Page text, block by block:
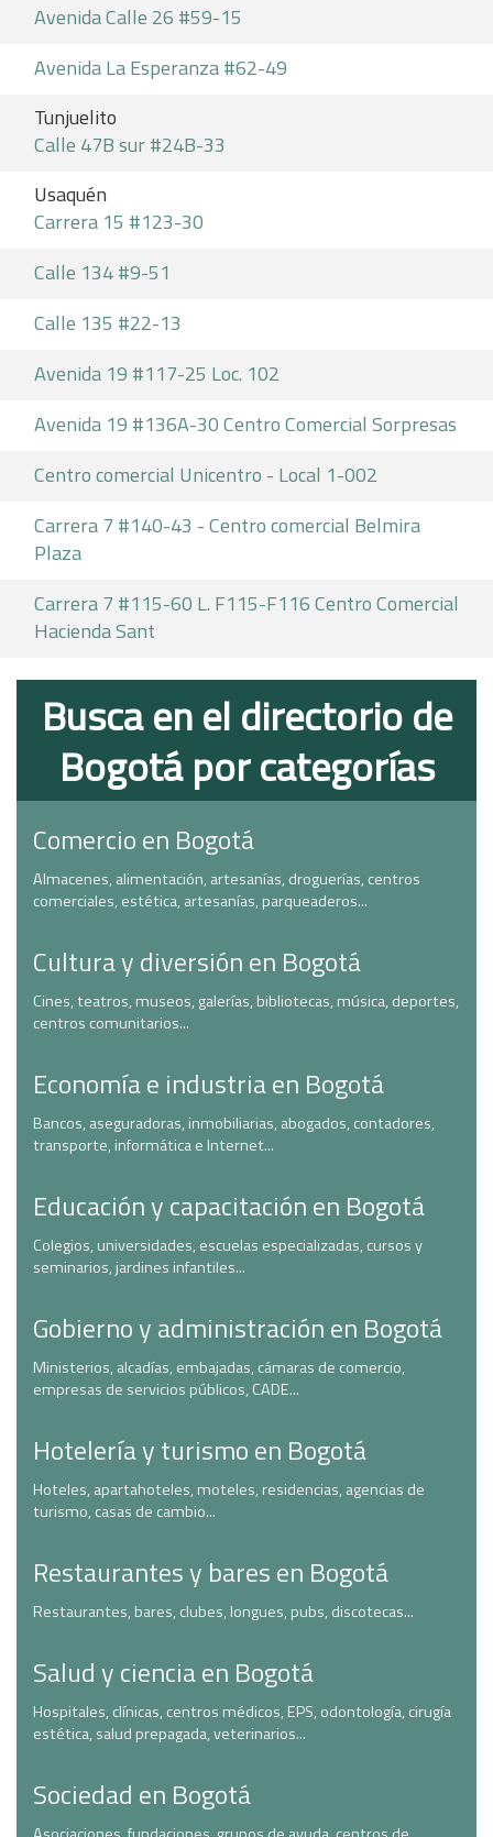
Avenida Calle 26 #59-15
Avenida La Esperanza #62-49
Tunjuelito
Calle 47B sur #24B-33
Usaquén
Carrera 15 #123-30
Calle 134 #9-51
Calle 135 #22-13
Avenida 19 #117-25 Loc. 102
Avenida 19 #136A-30 Centro Comercial Sorpresas
Centro comercial Unicentro - Local 1-002
Carrera 7 #140-43 - Centro comercial Belmira
Plaza
Carrera 7 #115-60 L. F115-F116 Centro Comercial
Hacienda Sant
Busca en el directorio de
Bogotá por categorías
Comercio en Bogotá
Almacenes, alimentación, artesanías, droguerías, centros
comerciales, estética, artesanías, parqueaderos...
Cultura y diversión en Bogotá
Cines, teatros, museos, galerías, bibliotecas, música, deportes,
centros comunitarios...
Economía e industria en Bogotá
Bancos, aseguradoras, inmobiliarias, abogados, contadores,
transporte, informática e Internet...
Educación y capacitación en Bogotá
Colegios, universidades, escuelas especializadas, cursos y
seminarios, jardines infantiles...
Gobierno y administración en Bogotá
Ministerios, alcadías, embajadas, cámaras de comercio,
empresas de servicios públicos, CADE...
Hotelería y turismo en Bogotá
Hoteles, apartahoteles, moteles, residencias, agencias de
turismo, casas de cambio...
Restaurantes y bares en Bogotá
Restaurantes, bares, clubes, longues, pubs, discotecas...
Salud y ciencia en Bogotá
Hospitales, clínicas, centros médicos, EPS, odontología, cirugía
estética, salud prepagada, veterinarios...
Sociedad en Bogotá